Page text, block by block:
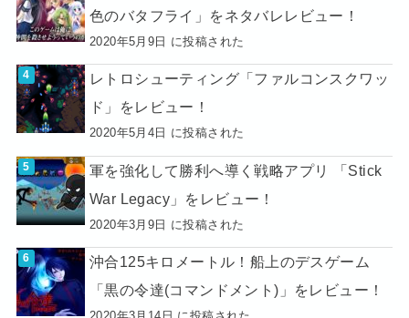
色のバタフライ」をネタバレレビュー！
2020年5月9日 に投稿された
レトロシューティング「ファルコンスクワッ
ド」をレビュー！
2020年5月4日 に投稿された
軍を強化して勝利へ導く戦略アプリ 「Stick
War Legacy」をレビュー！
2020年3月9日 に投稿された
沖合125キロメートル！船上のデスゲーム
「黒の令達(コマンドメント)」をレビュー！